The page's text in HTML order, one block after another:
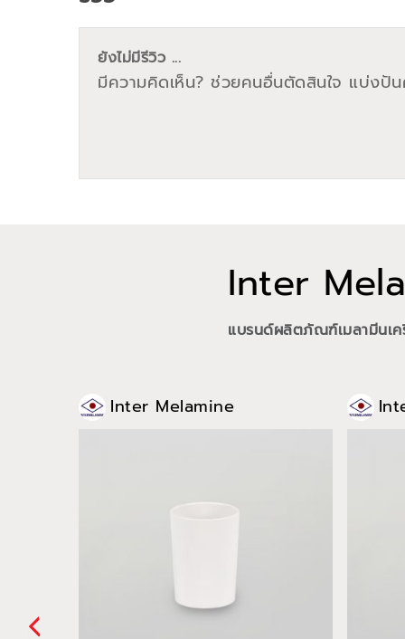
Inter
แบรนด์ผลิตภัณฑ์เมลามีนเค
Inter Melamine
ยังไม่มีรีวิว ...
มีความคิดเห็น? ช่วยคนอื่นตัดสินใจ แบ่ง